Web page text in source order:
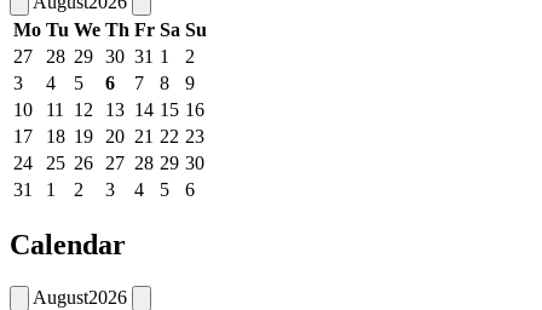
Mo Tu We Th Fr Sa Su
27
28 29 30 31 1
2
3
4 5 6 7 8
9
10
11 12 13 14 15 16
17
18 19 20 21 22 23
24
25 26 27 28 29 30
31
1 2 3 4 5 6
Calendar
August2026